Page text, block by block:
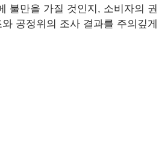
불만을 가질 것인지, 소비자의 권
공정위의 조사 결과를 주의깊게